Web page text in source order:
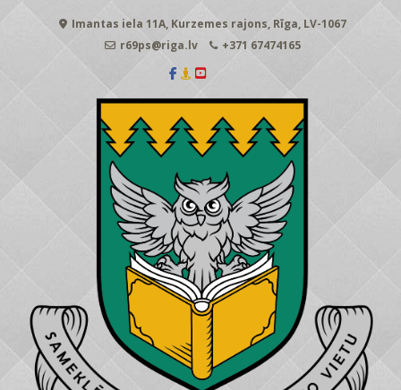
Imantas iela 11A, Kurzemes rajons, Rīga, LV-1067
r69ps@riga.lv
+371 67474165